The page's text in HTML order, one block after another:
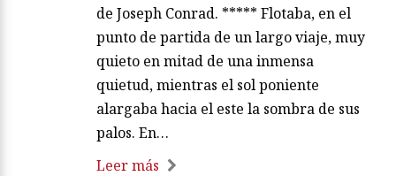
de Joseph Conrad. ***** Flotaba, en el
punto de partida de un largo viaje, muy
quieto en mitad de una inmensa
quietud, mientras el sol poniente
alargaba hacia el este la sombra de sus
palos. En…
Leer más